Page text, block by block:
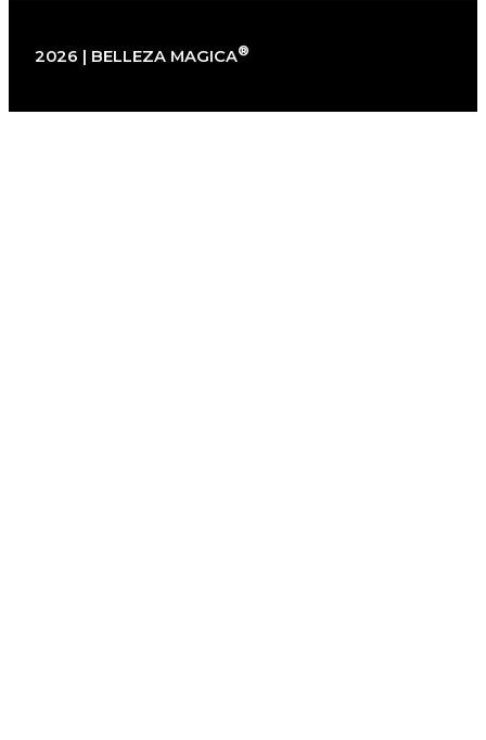
2026 | BELLEZA MAGICA®